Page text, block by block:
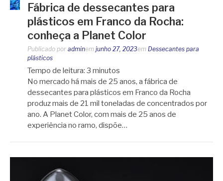
Fábrica de dessecantes para
plásticos em Franco da Rocha:
conheça a Planet Color
Publicado por adminem junho 27, 2023em Dessecantes para
plásticos
Tempo de leitura: 3 minutos
No mercado há mais de 25 anos, a fábrica de
dessecantes para plásticos em Franco da Rocha
produz mais de 21 mil toneladas de concentrados por
ano. A Planet Color, com mais de 25 anos de
experiência no ramo, dispõe…